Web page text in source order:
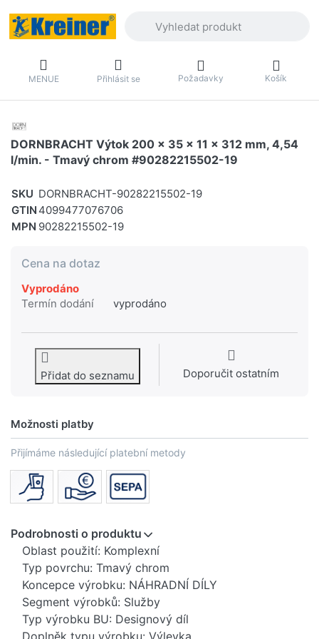
MENUE Přihlásit se Požadavky Košík
DORNBRACHT Výtok 200 x 35 x 11 x 312 mm, 4,54
l/min. - Tmavý chrom #90282215502-19
SKU DORNBRACHT-90282215502-19
GTIN 4099477076706
MPN 90282215502-19
Cena na dotaz
Vyprodáno
Termín dodání
vyprodáno
Přidat do seznamu Doporučit ostatním
Možnosti platby
Přijímáme následující platební metody
Podrobnosti o produktu
Oblast použití: Komplexní
Typ povrchu: Tmavý chrom
Koncepce výrobku: NÁHRADNÍ DÍLY
Segment výrobků: Služby
Typ výrobku BU: Designový díl
Doplněk typu výrobku: Výlevka